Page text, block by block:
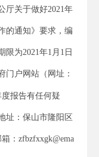
厅关于做好2021年
的通知》要求，编
为2021年1月1日
门户网站（网址：
报告有任何疑
址：保山市隆阳区
：zfbzfxxgk@ema